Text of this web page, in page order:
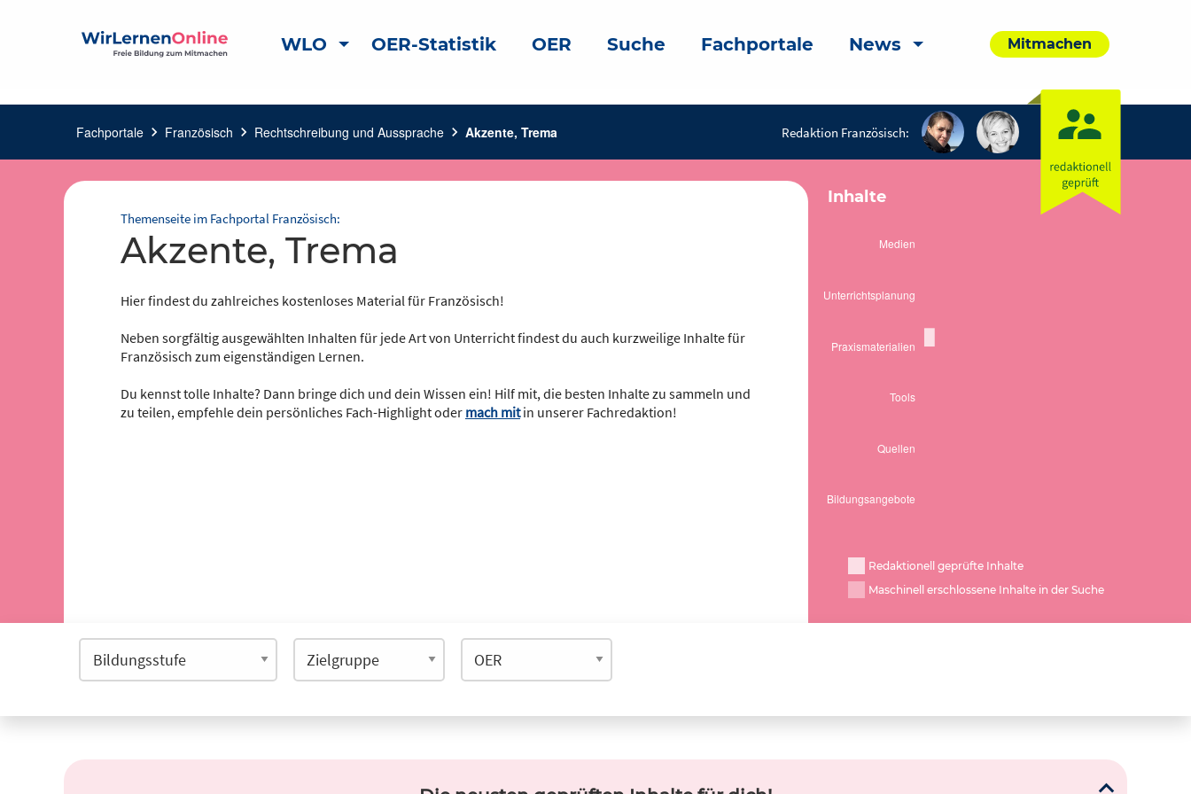
WLO OER-Statistik OER Suche Fachportale News Mitmachen
Fachportale chevron_right Französisch chevron_right Rechtschreibung und Aussprache chevron_right Akzente, Trema Redaktion Französisch:
Themenseite im Fachportal Französisch:
Akzente, Trema
Hier findest du zahlreiches kostenloses Material für Französisch!
Neben sorgfältig ausgewählten Inhalten für jede Art von Unterricht findest du auch kurzweilige Inhalte für
Französisch zum eigenständigen Lernen.
Du kennst tolle Inhalte? Dann bringe dich und dein Wissen ein! Hilf mit, die besten Inhalte zu sammeln und
zu teilen, empfehle dein persönliches Fach-Highlight oder mach mitin unserer Fachredaktion!
Inhalte
Redaktionell geprüfte Inhalte
Maschinell erschlossene Inhalte in der Suche